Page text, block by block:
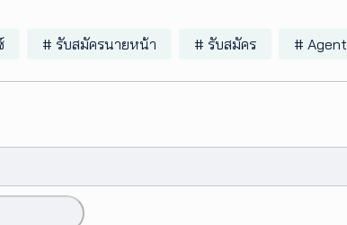
# รับสมัครนายหน้า # รับสมัคร # Agent